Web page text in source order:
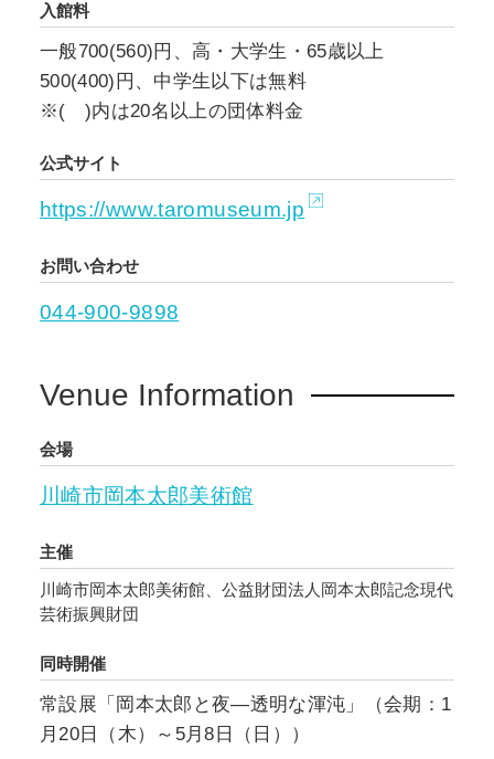
入館料
一般700(560)円、高・大学生・65歳以上
500(400)円、中学生以下は無料
※( )内は20名以上の団体料金
公式サイト
https://www.taromuseum.jp
お問い合わせ
044-900-9898
Venue Information
会場
川崎市岡本太郎美術館
主催
川崎市岡本太郎美術館、公益財団法人岡本太郎記念現代
芸術振興財団
同時開催
常設展「岡本太郎と夜―透明な渾沌」（会期：1
月20日（木）～5月8日（日））